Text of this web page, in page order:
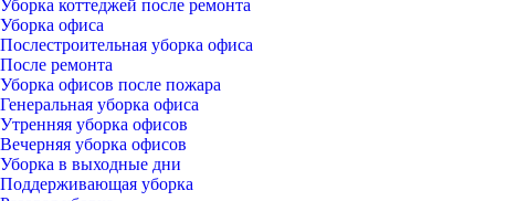
Уборка коттеджей после ремонта
Уборка офиса
Послестроительная уборка офиса
После ремонта
Уборка офисов после пожара
Генеральная уборка офиса
Утренняя уборка офисов
Вечерняя уборка офисов
Уборка в выходные дни
Поддерживающая уборка